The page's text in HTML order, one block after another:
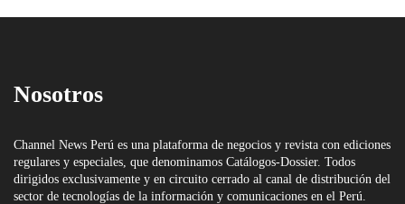
Nosotros
Channel News Perú es una plataforma de negocios y revista con ediciones
regulares y especiales, que denominamos Catálogos-Dossier. Todos
dirigidos exclusivamente y en circuito cerrado al canal de distribución del
sector de tecnologías de la información y comunicaciones en el Perú.